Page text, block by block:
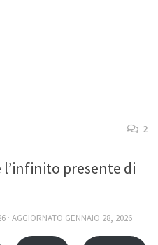
2
presente di
· AGGIORNATO GENNAIO 28, 2026